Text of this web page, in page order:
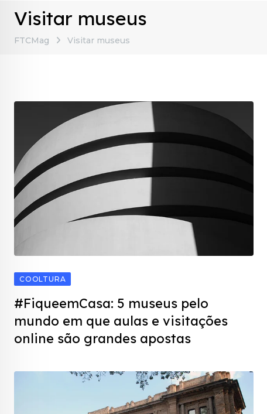
Visitar museus
FTCMag Visitar museus
COOLTURA
#FiqueemCasa: 5 museus pelo
mundo em que aulas e visitações
online são grandes apostas